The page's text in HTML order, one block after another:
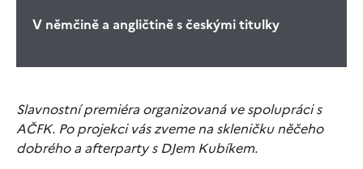
V němčině a angličtině s českými titulky
Slavnostní premiéra organizovaná ve spolupráci s
AČFK. Po projekci vás zveme na skleničku něčeho
dobrého a afterparty s DJem Kubíkem.